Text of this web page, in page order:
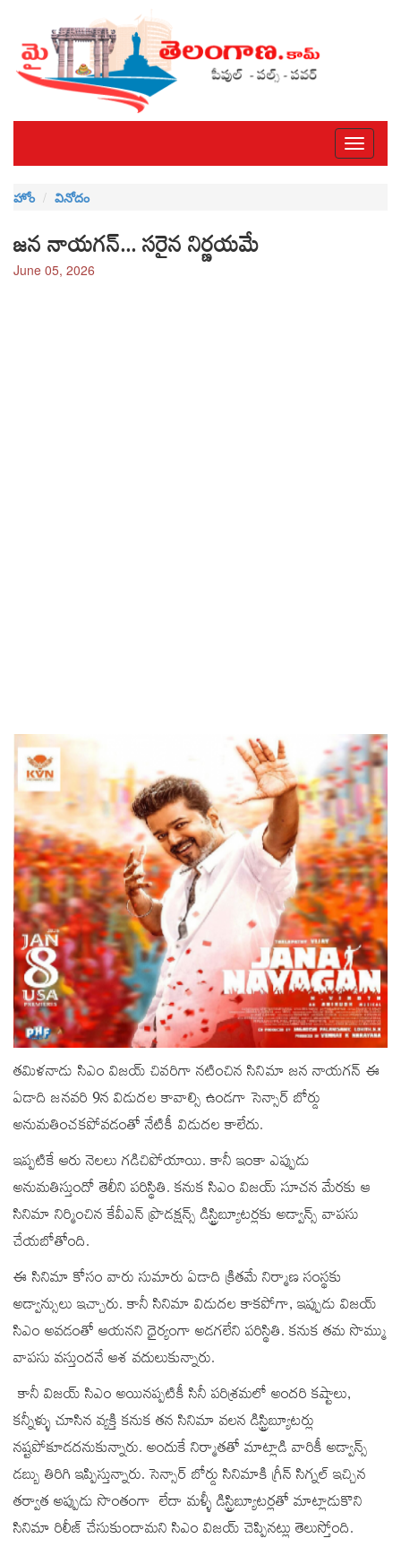
Toggle
హోం
వినోదం
జన నాయగన్... సరైన నిర్ణయమే
June 05, 2026
తమిళనాడు సిఎం విజయ్‌ చివరిగా నటించిన సినిమా జన నాయగన్ ఈ
ఏడాది జనవరి 9న విడుదల కావాల్సి ఉండగా సెన్సార్ బోర్డు
అనుమతించకపోవడంతో నేటికీ విడుదల కాలేదు.
ఇప్పటికే ఆరు నెలలు గడిచిపోయాయి. కానీ ఇంకా ఎప్పుడు
అనుమతిస్తుందో తెలీని పరిస్థితి. కనుక సిఎం విజయ్‌ సూచన మేరకు ఆ
సినిమా నిర్మించిన కేవీఎన్ ప్రొడక్షన్స్ డిస్ట్రిబ్యూటర్లకు అడ్వాన్స్ వాపసు
చేయబోతోంది.
ఈ సినిమా కోసం వారు సుమారు ఏడాది క్రితమే నిర్మాణ సంస్థకు
అడ్వాన్సులు ఇచ్చారు. కానీ సినిమా విడుదల కాకపోగా, ఇప్పుడు విజయ్‌
సిఎం అవడంతో ఆయనని ధైర్యంగా అడగలేని పరిస్థితి. కనుక తమ సొమ్ము
వాపసు వస్తుందనే ఆశ వదులుకున్నారు.
కానీ విజయ్‌ సిఎం అయినప్పటికీ సినీ పరిశ్రమలో అందరి కష్టాలు,
కన్నీళ్ళు చూసిన వ్యక్తి కనుక తన సినిమా వలన డిస్ట్రిబ్యూటర్లు
నష్టపోకూడదనుకున్నారు. అందుకే నిర్మాతతో మాట్లాడి వారికీ అడ్వాన్స్
డబ్బు తిరిగి ఇప్పిస్తున్నారు. సెన్సార్ బోర్డు సినిమాకి గ్రీన్ సిగ్నల్‌ ఇచ్చిన
తర్వాత అప్పుడు సొంతంగా లేదా మళ్ళీ డిస్ట్రిబ్యూటర్లతో మాట్లాడుకొని
సినిమా రిలీజ్‌ చేసుకుందామని సిఎం విజయ్‌ చెప్పినట్లు తెలుస్తోంది.